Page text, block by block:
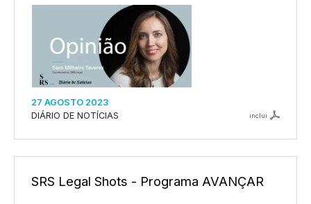
27 AGOSTO 2023
DIÁRIO DE NOTÍCIAS
inclui
SRS Legal Shots - Programa AVANÇAR